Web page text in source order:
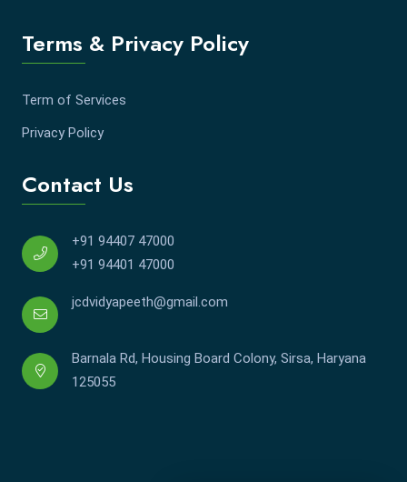
Terms & Privacy Policy
Term of Services
Privacy Policy
Contact Us
+91 94407 47000
+91 94401 47000
jcdvidyapeeth@gmail.com
Barnala Rd, Housing Board Colony, Sirsa, Haryana
125055